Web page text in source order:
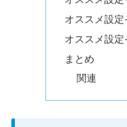
オススメ設
オススメ設
まとめ
関連